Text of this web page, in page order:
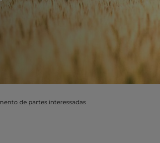
de partes interessadas